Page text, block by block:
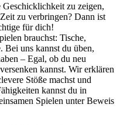
zu zeigen,
zu verbringen? Dann ist
für dich!
brauchst: Tische,
Bei uns kannst du üben,
– Egal, ob du neu
kannst. Wir erklären
Stöße machst und
kannst du in
Spielen unter Beweis